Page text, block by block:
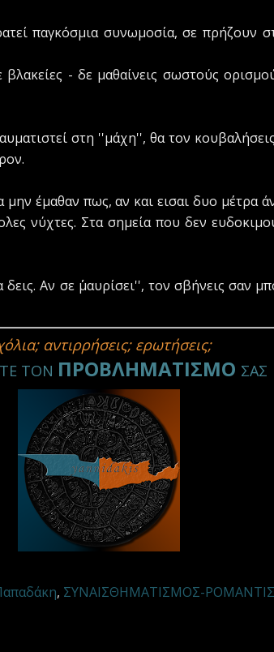
παγκόσμια συνωμοσία, σε πρήζουν
- δε μαθαίνεις σωστούς
στη ''μάχη'', θα τον
έμαθαν πως, αν και εισαι δυο μέτρα
νύχτες. Στα σημεία που δεν
Αν σε ΄΄μαυρίσει'', τον σβήνεις σαν
αντιρρήσεις; ερωτήσεις;
ΤΟΝ ΠΡΟΒΛΗΜΑΤΙΣΜΟ ΣΑΣ
, ΣΥΝΑΙΣΘΗΜΑΤΙΣΜΟΣ-